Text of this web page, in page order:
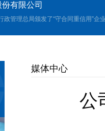
有限公司
政管理总局颁发了“守合同重信用”企
媒体中心
公